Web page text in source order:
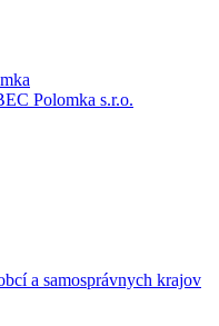
Polomka s.r.o.
a samosprávnych krajov